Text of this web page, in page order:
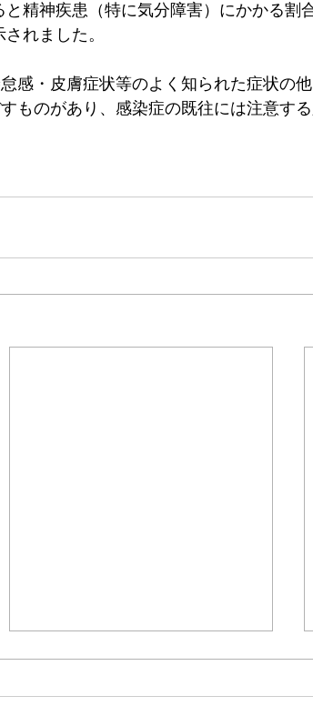
と精神疾患（特に気分障害）にかかる割
れました。
感・皮膚症状等のよく知られた症状の
ものがあり、感染症の既往には注意す